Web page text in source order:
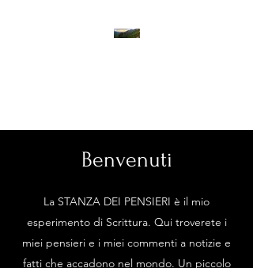
Benvenuti
La STANZA DEI PENSIERI è il mio
esperimento di Scrittura. Qui troverete i
miei pensieri e i miei commenti a notizie e
fatti che accadono nel mondo. Un piccolo